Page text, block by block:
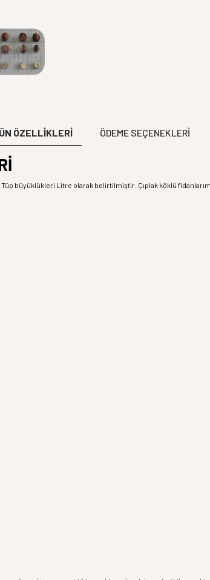
ÖZELLİKLERİ ÖDEME SEÇENEKLERI
büyüklükleri Litre olarak belirtilmiştir. Çıplak köklü